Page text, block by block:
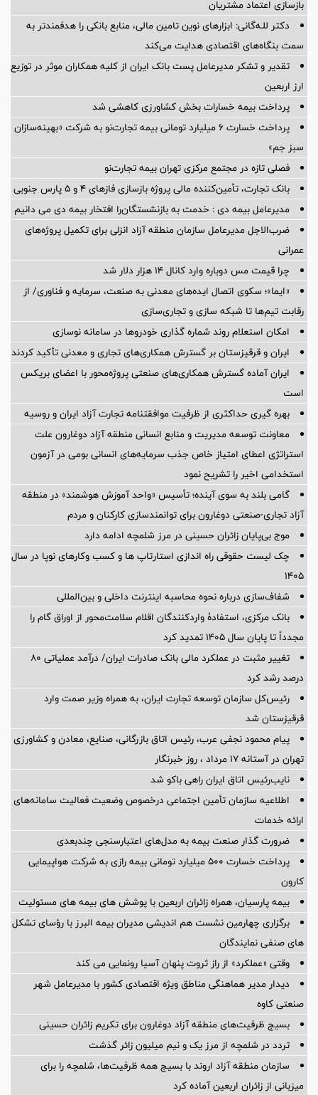
بازسازی اعتماد مشتریان
دکتر للـه‌گانی: ابزارهای نوین تامین مالی، منابع بانکی را هدفمندتر به
سمت بنگاه‌های اقتصادی هدایت می‌کند
تقدیر و تشکر مدیرعامل پست بانک ایران از کلیه همکاران موثر در توزیع
ارز اربعین
پرداخت بیمه خسارات بخش کشاورزی کاهشی شد
پرداخت خسارت ۶ میلیارد تومانی بیمه تجارت‌نو به شرکت «بهینه‌سازان
سبز جم»
فصلی تازه در مجتمع مرکزی تهران بیمه تجارت‌نو
بانک تجارت، تأمین‌کننده مالی پروژه بازسازی فازهای ۴ و ۵ پارس جنوبی
مدیرعامل بیمه دی : خدمت به بازنشستگان‌را افتخار بیمه دی می دانیم
ضرب‌الاجل مدیرعامل سازمان منطقه آزاد انزلی برای تكمیل پروژه‌های
عمرانی
چرا قیمت مس دوباره وارد کانال ۱۴ هزار دلار شد
«ایما»؛ سکوی اتصال ایده‌های معدنی به صنعت، سرمایه و فناوری/ از
رقابت تیم‌ها تا شبکه سازی و تجاری‌سازی
امکان استعلام روند شماره گذاری خودروها در سامانه نوسازی
ایران و قرقیزستان بر گسترش همکاری‌های تجاری و معدنی تأکید کردند
ایران آماده گسترش همکاری‌های صنعتی پروژه‌محور با اعضای بریکس
است
بهره گیری حداکثری از ظرفیت موافقتنامه تجارت آزاد ایران و روسیه
معاونت توسعه مدیریت و منابع انسانی منطقه آزاد دوغارون علت
استراتژی اعطای امتیاز خاص جذب سرمایه‌های انسانی بومی در آزمون
استخدامی اخیر را تشریح نمود
گامی بلند به سوی آینده؛ تأسیس «واحد آموزش هوشمند» در منطقه
آزاد تجاری-صنعتی دوغارون برای توانمندسازی کارکنان و مردم
موج بی‌پایان زائران حسینی در مرز شلمچه ادامه دارد
چک لیست حقوقی راه اندازی استارتاپ ها و کسب وکارهای نوپا در سال
۱۴۰۵
شفاف‌سازی درباره نحوه محاسبه اینترنت داخلی و بین‌المللی
بانک مرکزی، استفادۀ واردکنندگان اقلام سلامت‌محور از اوراق گام را
مجدداً تا پایان سال ۱۴۰۵ تمدید کرد
تغییر مثبت در عملکرد مالی بانک صادرات ایران/ درآمد عملیاتی 80
درصد رشد کرد
رئیس‌کل سازمان توسعه تجارت ایران، به همراه وزیر صمت وارد
قرقیزستان شد
پیام محمود نجفی عرب، رئیس اتاق بازرگانی، صنایع، معادن و کشاورزی
تهران در آستانه 17 مرداد ، روز خبرنگار
نایب‌رئیس اتاق ایران راهی باکو شد
اطلاعیه سازمان تأمین اجتماعی درخصوص وضعیت فعالیت سامانه‌های
ارائه خدمات
ضرورت گذار صنعت بیمه به مدل‌های اعتبارسنجی چندبعدی
پرداخت خسارت ۵۰۰ میلیارد تومانی بیمه رازی به شرکت هواپیمایی
کارون
بیمه پارسیان، همراه زائران اربعین با پوشش های بیمه های مسئولیت
برگزاری چهارمین نشست هم اندیشی مدیران بیمه البرز با رؤسای تشکل
های صنفی نمایندگان
وقتی «عملکرد» از راز ثروت پنهان آسیا رونمایی می کند
دیدار مدیر هماهنگی مناطق ویژه اقتصادی کشور با مدیرعامل شهر
صنعتی کاوه
بسیج ظرفیت‌های منطقه آزاد دوغارون برای تکریم زائران حسینی
تردد در شلمچه از مرز یک و نیم میلیون زائر گذشت
سازمان منطقه آزاد اروند با بسیج همه ظرفیت‌ها، شلمچه را برای
میزبانی از زائران اربعین آماده کرد